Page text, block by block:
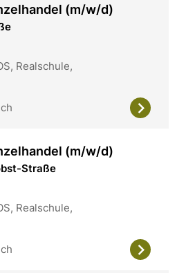
(m/w/d)
Realschule,
(m/w/d)
Straße
Realschule,